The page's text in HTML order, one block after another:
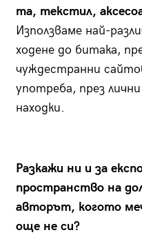
та, текстил,
Използваме най-
ходене до битака,
чуждестранни
употреба, през
находки.
Разкажи ни и за
пространство на
авторът, когото
още не си?